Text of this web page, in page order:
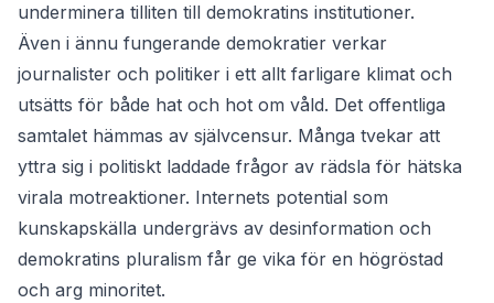
underminera tilliten till demokratins institutioner.
Även i ännu fungerande demokratier verkar
journalister och politiker i ett allt farligare klimat och
utsätts för både hat och hot om våld. Det offentliga
samtalet hämmas av självcensur. Många tvekar att
yttra sig i politiskt laddade frågor av rädsla för hätska
virala motreaktioner. Internets potential som
kunskapskälla undergrävs av desinformation och
demokratins pluralism får ge vika för en högröstad
och arg minoritet.